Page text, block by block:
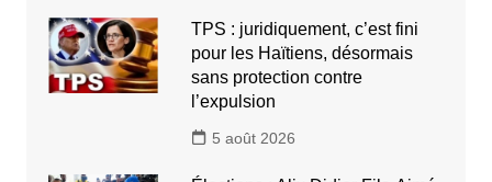
TPS : juridiquement, c’est fini
pour les Haïtiens, désormais
sans protection contre
l’expulsion
5 août 2026